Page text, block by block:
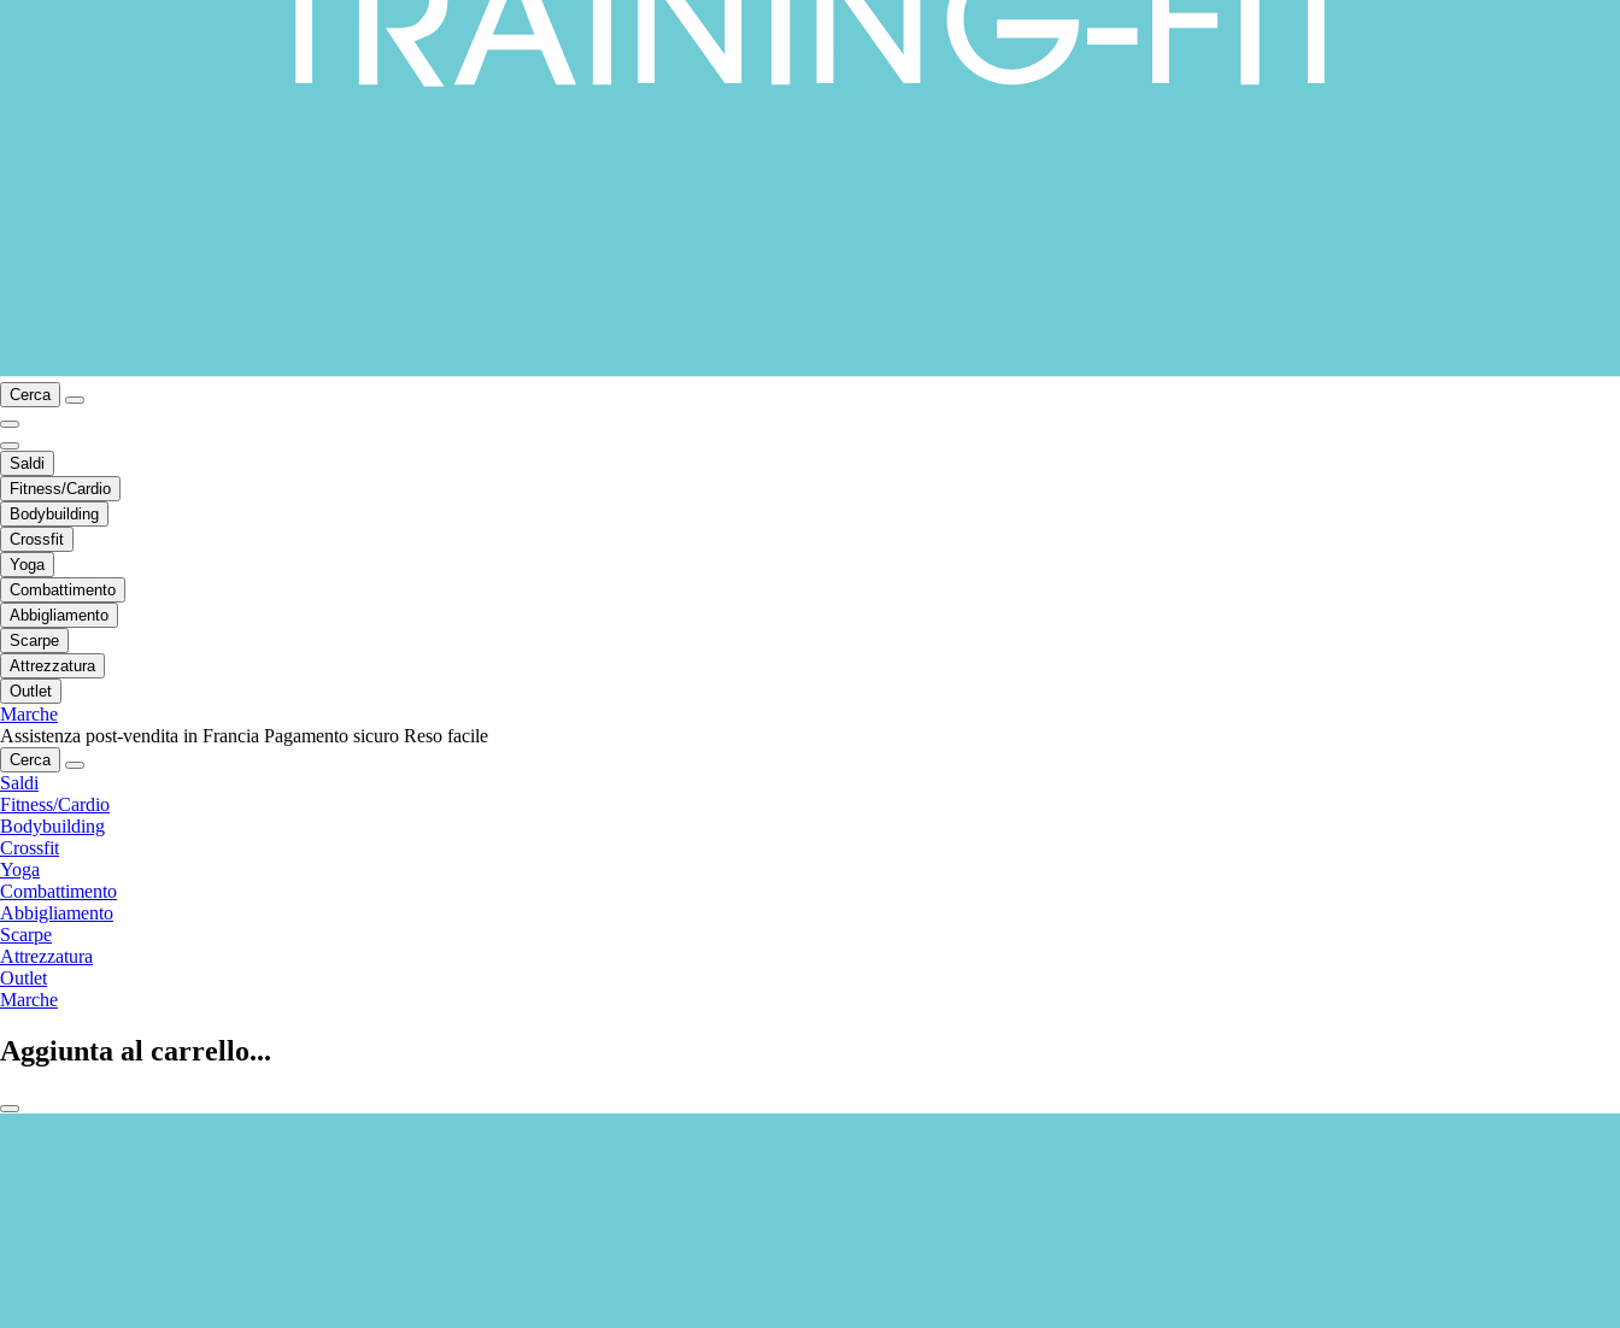
Cerca
Saldi
Fitness/Cardio
Bodybuilding
Crossfit
Yoga
Combattimento
Abbigliamento
Scarpe
Attrezzatura
Outlet
Marche
Assistenza post-vendita in Francia Pagamento sicuro Reso facile
Cerca
Saldi
Fitness/Cardio
Bodybuilding
Crossfit
Yoga
Combattimento
Abbigliamento
Scarpe
Attrezzatura
Outlet
Marche
Aggiunta al carrello...